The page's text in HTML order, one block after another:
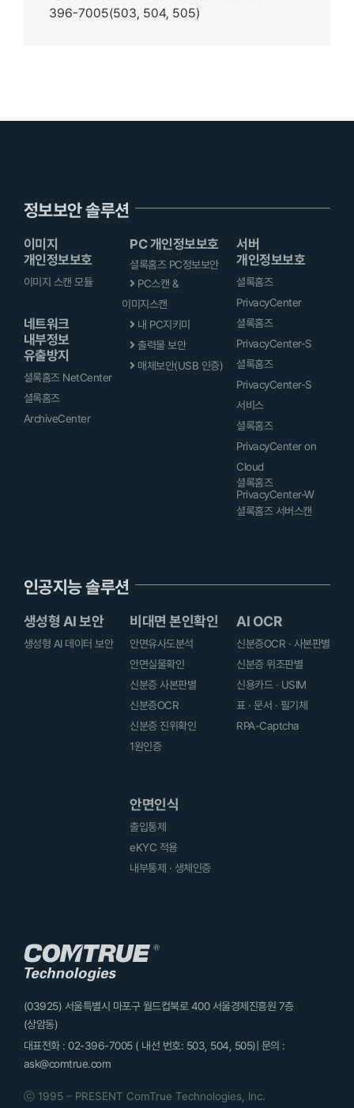
396-7005(503, 504, 505)
정보보안 솔루션
이미지
개인정보보호
이미지 스캔 모듈
네트워크
내부정보
유출방지
셜록홈즈 NetCenter
셜록홈즈
ArchiveCenter
PC 개인정보보호
셜록홈즈 PC정보보안
PC스캔 &
이미지스캔
내 PC지키미
출력물 보안
매체보안(USB 인증)
서버
개인정보보호
셜록홈즈
PrivacyCenter
셜록홈즈
PrivacyCenter-S
셜록홈즈
PrivacyCenter-S
서비스
셜록홈즈
PrivacyCenter on
Cloud
셜록홈즈
PrivacyCenter-W
셜록홈즈 서버스캔
인공지능 솔루션
생성형 AI 보안
생성형 AI 데이터 보안
비대면 본인확인
안면유사도분석
안면실물확인
신분증 사본판별
신분증OCR
신분증 진위확인
1원인증
AI OCR
신분증OCR · 사본판별
신분증 위조판별
신용카드 · USIM
표 · 문서 · 필기체
RPA-Captcha
안면인식
출입통제
eKYC 적용
내부통제 · 생체인증
(03925) 서울특별시 마포구 월드컵북로 400 서울경제진흥원 7층
(상암동)
대표전화 : 02-396-7005 ( 내선 번호: 503, 504, 505)| 문의 :
ask@comtrue.com
ⓒ 1995 – PRESENT ComTrue Technologies, Inc.